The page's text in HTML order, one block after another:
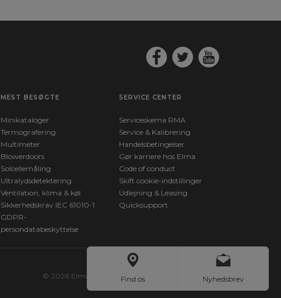
MEST BESØGTE
Minikataloger
Termografering
Multimeter
Blowerdoors
Solcellemåling
Ultralydsdetektering
Ventilation, klima & køl
Sikkerhedskrav IEC 61010-1
GDPR-
persondatabeskyttelse
SERVICE CENTER
Serviceskema RMA
Service & Kalibrering
Handelsbetingelser
Gør karriere hos Elma
Code of conduct
Skift cookie-indstillinger
Udlejning & Leasing
Quicksupport
© 2026 Elma Instruments. All Rights Reserved.
Find os Nyhedsbrev